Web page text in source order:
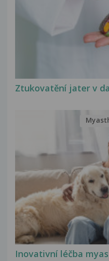
Ztukovatění jater v
Inovativní léčba